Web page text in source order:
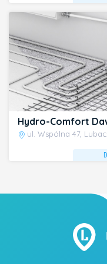
Hydro-Comfort
ul. Wspólna 47,